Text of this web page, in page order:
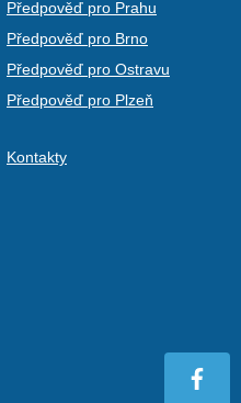
Předpověď pro Prahu
Předpověď pro Brno
Předpověď pro Ostravu
Předpověď pro Plzeň
Kontakty